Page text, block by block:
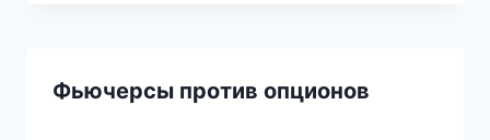
Фьючерсы против опционов